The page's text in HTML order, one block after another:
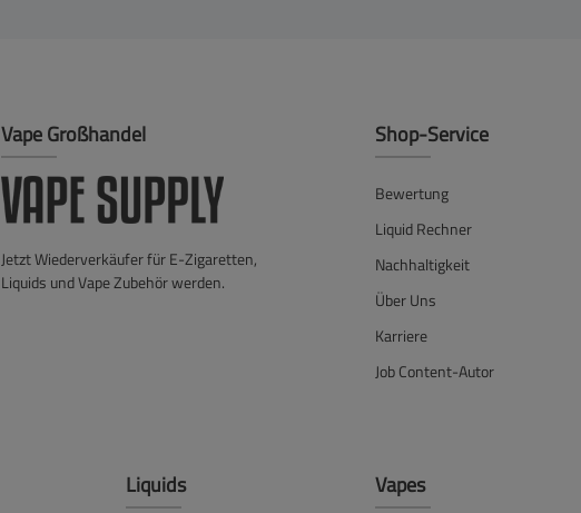
Vape Großhandel
Jetzt Wiederverkäufer für E-Zigaretten,
Liquids und Vape Zubehör werden.
Shop-Service
Bewertung
Liquid Rechner
Nachhaltigkeit
Über Uns
Karriere
Job Content-Autor
Liquids Vapes